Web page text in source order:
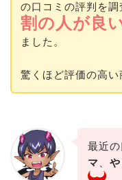
の口コミの評判を調
割の人が良
ました。
驚くほど評価の高い
最近
マ